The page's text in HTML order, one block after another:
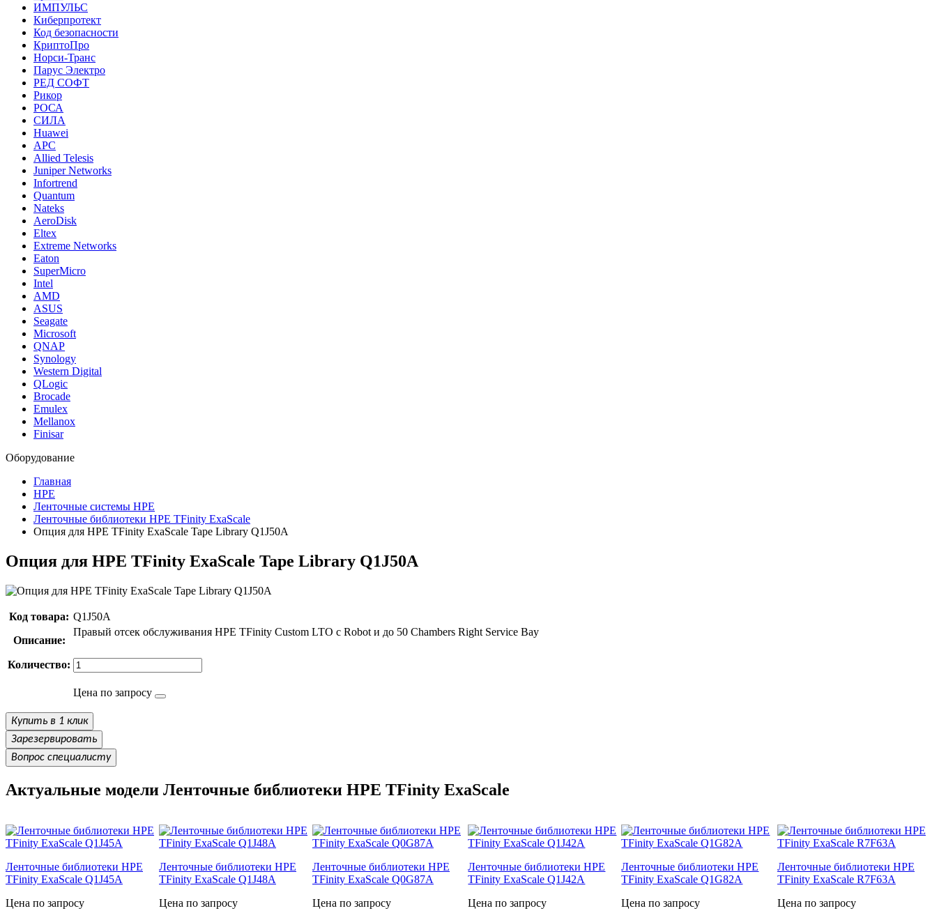
ИМПУЛЬС
Киберпротект
Код безопасности
КриптоПро
Норси-Транс
Парус Электро
РЕД СОФТ
Рикор
РОСА
СИЛА
Huawei
APC
Allied Telesis
Juniper Networks
Infortrend
Quantum
Nateks
AeroDisk
Eltex
Extreme Networks
Eaton
SuperMicro
Intel
AMD
ASUS
Seagate
Microsoft
QNAP
Synology
Western Digital
QLogic
Brocade
Emulex
Mellanox
Finisar
Оборудование
Главная
HPE
Ленточные системы HPE
Ленточные библиотеки HPE TFinity ExaScale
Опция для HPE TFinity ExaScale Tape Library Q1J50A
Опция для HPE TFinity ExaScale Tape Library Q1J50A
Код товара: Q1J50A
Описание:
Правый отсек обслуживания HPE TFinity Custom LTO с Robot и до 50 Chambers Right Service Bay
Количество:
Цена по запросу
Купить в 1 клик
Зарезервировать
Вопрос специалисту
Актуальные модели Ленточные библиотеки HPE TFinity ExaScale
Ленточные библиотеки HPE
TFinity ExaScale Q1J45A
Цена по запросу
Ленточные библиотеки HPE
TFinity ExaScale Q1J48A
Цена по запросу
Ленточные библиотеки HPE
TFinity ExaScale Q0G87A
Цена по запросу
Ленточные библиотеки HPE
TFinity ExaScale Q1J42A
Цена по запросу
Ленточные библиотеки HPE
TFinity ExaScale Q1G82A
Цена по запросу
Ленточные библиотеки HPE
TFinity ExaScale R7F63A
Цена по запросу